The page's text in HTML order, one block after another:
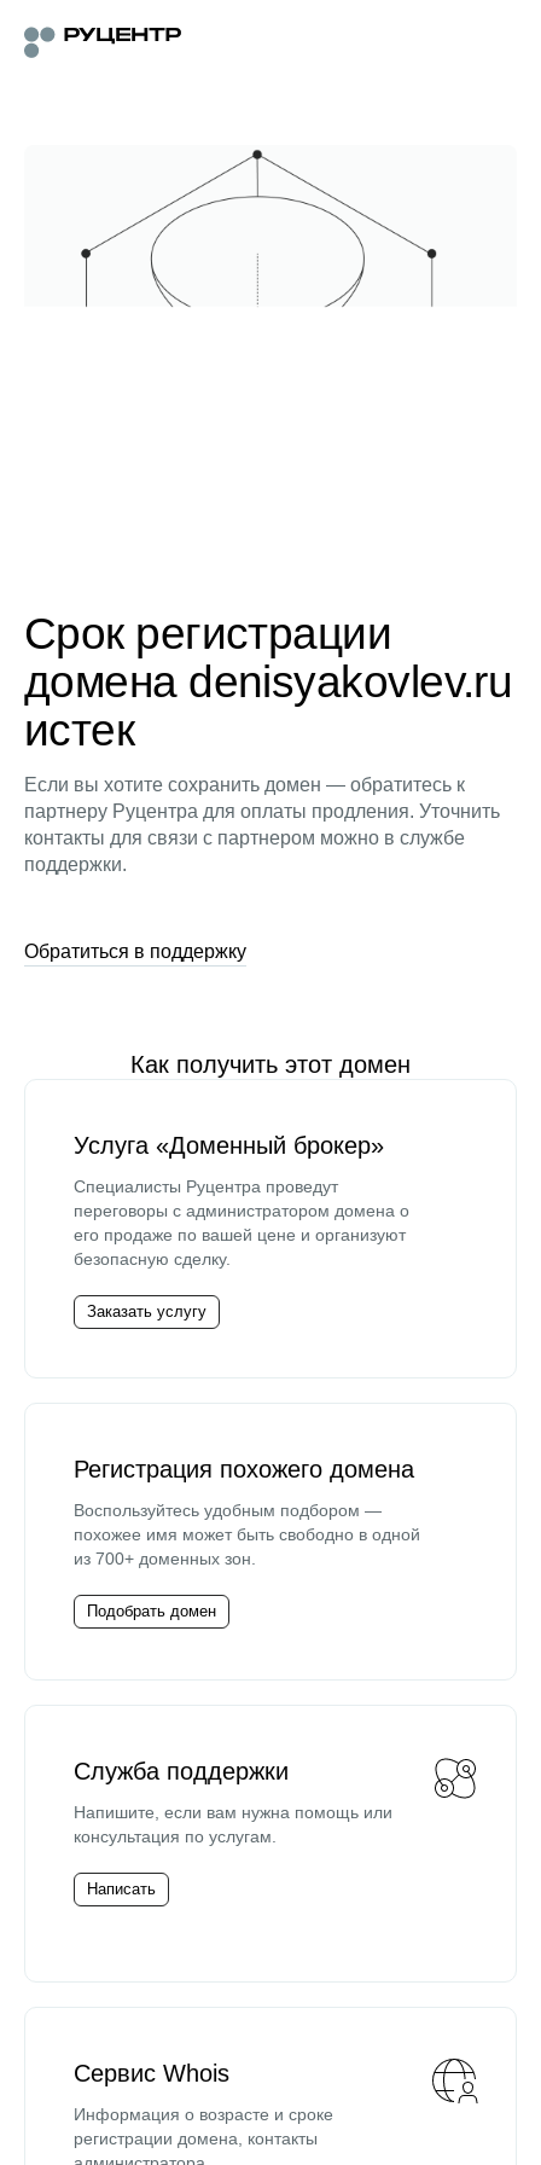
Срок регистрации
домена denisyakovlev.ru
истек
Если вы хотите сохранить домен — обратитесь к
партнеру Руцентра для оплаты продления. Уточнить
контакты для связи с партнером можно в службе
поддержки.
Обратиться в поддержку
Как получить этот домен
Услуга «Доменный брокер»
Специалисты Руцентра проведут
переговоры с администратором домена о
его продаже по вашей цене и организуют
безопасную сделку.
Заказать услугу
Регистрация похожего домена
Воспользуйтесь удобным подбором —
похожее имя может быть свободно в одной
из 700+ доменных зон.
Подобрать домен
Служба поддержки
Напишите, если вам нужна помощь или
консультация по услугам.
Написать
Сервис Whois
Информация о возрасте и сроке
регистрации домена, контакты